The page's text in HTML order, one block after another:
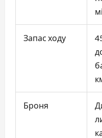
Запас ходу
Броня